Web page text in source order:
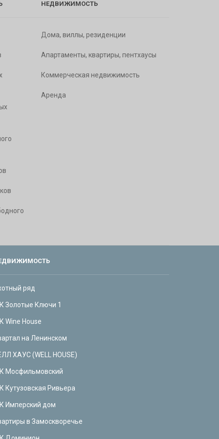
НЕДВИЖИМОСТЬ
Дома, виллы, резиденции
Апартаменты, квартиры, пентхаусы
Коммерческая недвижимость
Аренда
ряд
Золотые Ключи 1
Wine House
на Ленинском
ХАУС (WELL HOUSE)
Мосфильмовский
Кутузовская Ривьера
Имперский дом
в Замоскворечье